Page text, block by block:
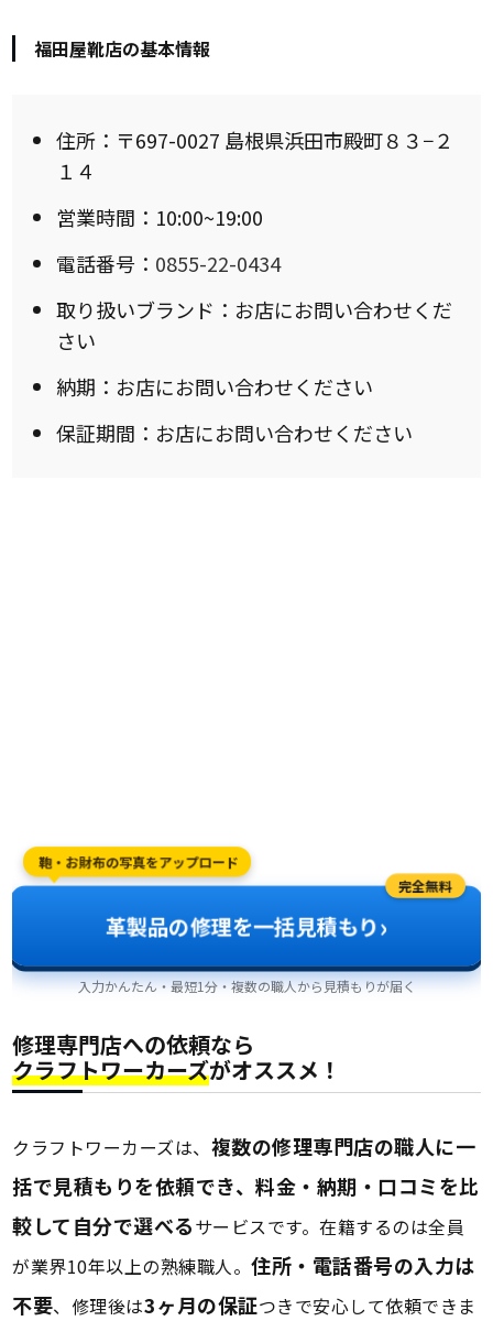
福田屋靴店の基本情報
住所：〒697-0027 島根県浜田市殿町８３−２
１４
営業時間：10:00~19:00
電話番号： 0855-22-0434
取り扱いブランド：お店にお問い合わせくだ
さい
納期：お店にお問い合わせください
保証期間：お店にお問い合わせください
完全無料
革製品の修理を一括見積もり›
鞄・お財布の写真をアップロード
入力かんたん・最短1分・複数の職人から見積もりが届く
修理専門店への依頼なら
クラフトワーカーズがオススメ！
クラフトワーカーズは、 複数の修理専門店の職人に一
括で見積もりを依頼でき、料金・納期・口コミを比
較して自分で選べるサービスです。在籍するのは全員
が業界10年以上の熟練職人。住所・電話番号の入力は
不要、修理後は3ヶ月の保証つきで安心して依頼できま